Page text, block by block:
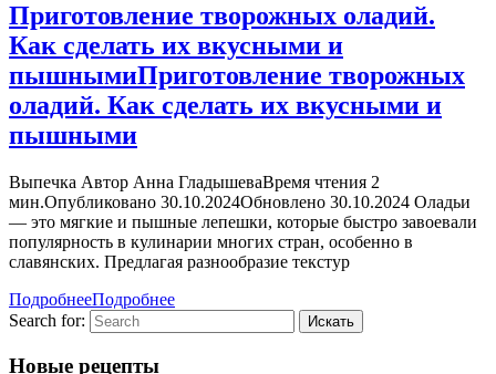
Приготовление творожных оладий.
Как сделать их вкусными и
пышнымиПриготовление творожных
оладий. Как сделать их вкусными и
пышными
Выпечка Автор Анна ГладышеваВремя чтения 2
мин.Опубликовано 30.10.2024Обновлено 30.10.2024 Оладьи
— это мягкие и пышные лепешки, которые быстро завоевали
популярность в кулинарии многих стран, особенно в
славянских. Предлагая разнообразие текстур
ПодробнееПодробнее
Search for:
Новые рецепты